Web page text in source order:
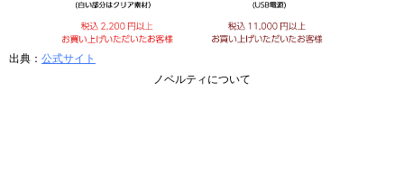
出典： 公式サイト
ノベルティについて